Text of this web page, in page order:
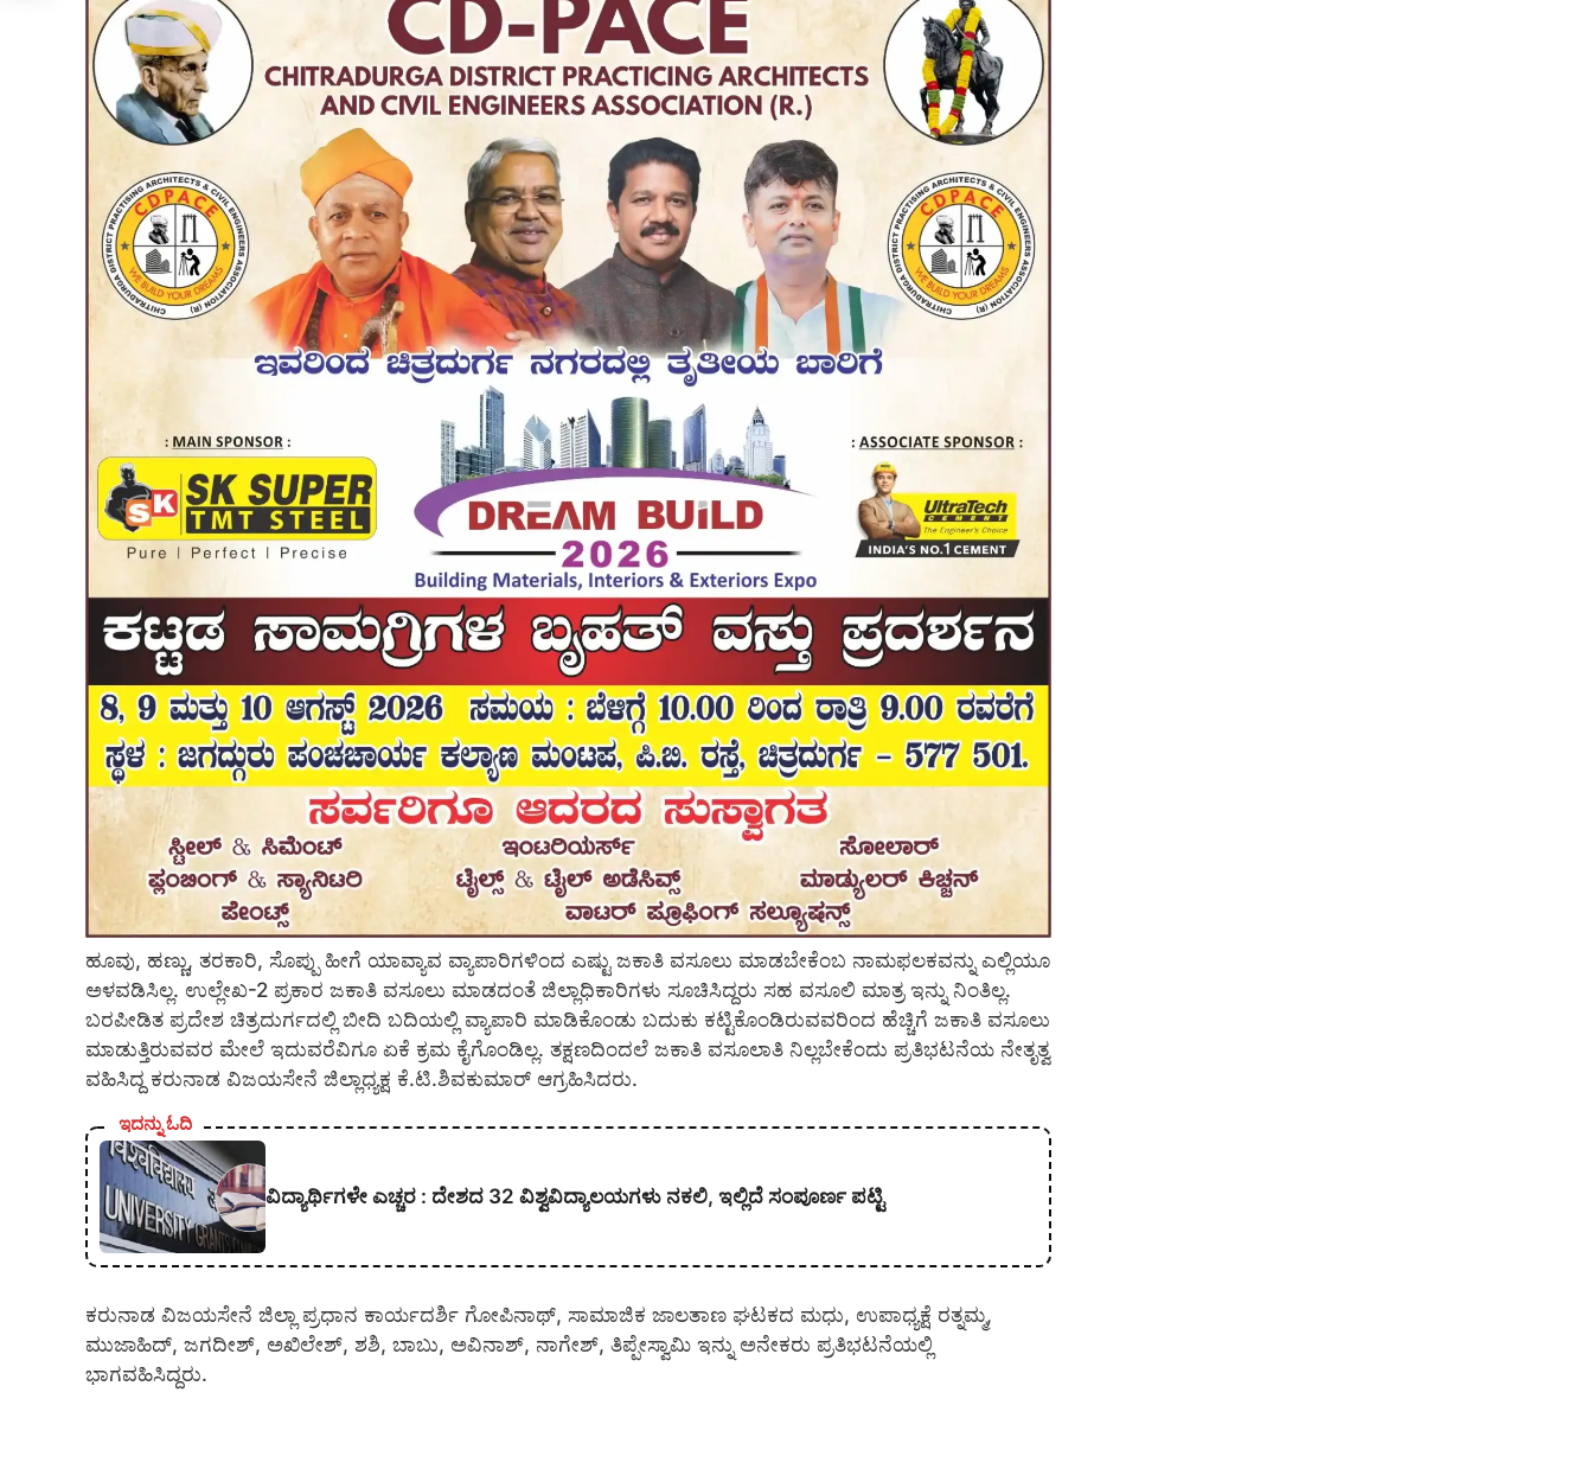
ಹೂವು, ಹಣ್ಣು, ತರಕಾರಿ, ಸೊಪ್ಪು ಹೀಗೆ ಯಾವ್ಯಾವ ವ್ಯಾಪಾರಿಗಳಿಂದ ಎಷ್ಟು ಜಕಾತಿ ವಸೂಲು ಮಾಡಬೇಕೆಂಬ ನಾಮಫಲಕವನ್ನು ಎಲ್ಲಿಯೂ
ಅಳವಡಿಸಿಲ್ಲ. ಉಲ್ಲೇಖ-2 ಪ್ರಕಾರ ಜಕಾತಿ ವಸೂಲು ಮಾಡದಂತೆ ಜಿಲ್ಲಾಧಿಕಾರಿಗಳು ಸೂಚಿಸಿದ್ದರು ಸಹ ವಸೂಲಿ ಮಾತ್ರ ಇನ್ನು ನಿಂತಿಲ್ಲ.
ಬರಪೀಡಿತ ಪ್ರದೇಶ ಚಿತ್ರದುರ್ಗದಲ್ಲಿ ಬೀದಿ ಬದಿಯಲ್ಲಿ ವ್ಯಾಪಾರಿ ಮಾಡಿಕೊಂಡು ಬದುಕು ಕಟ್ಟಿಕೊಂಡಿರುವವರಿಂದ ಹೆಚ್ಚಿಗೆ ಜಕಾತಿ ವಸೂಲು
ಮಾಡುತ್ತಿರುವವರ ಮೇಲೆ ಇದುವರೆವಿಗೂ ಏಕೆ ಕ್ರಮ ಕೈಗೊಂಡಿಲ್ಲ. ತಕ್ಷಣದಿಂದಲೆ ಜಕಾತಿ ವಸೂಲಾತಿ ನಿಲ್ಲಬೇಕೆಂದು ಪ್ರತಿಭಟನೆಯ ನೇತೃತ್ವ
ವಹಿಸಿದ್ದ ಕರುನಾಡ ವಿಜಯಸೇನೆ ಜಿಲ್ಲಾಧ್ಯಕ್ಷ ಕೆ.ಟಿ.ಶಿವಕುಮಾರ್ ಆಗ್ರಹಿಸಿದರು.
ಇದನ್ನು ಓದಿ
ವಿದ್ಯಾರ್ಥಿಗಳೇ ಎಚ್ಚರ : ದೇಶದ 32 ವಿಶ್ವವಿದ್ಯಾಲಯಗಳು ನಕಲಿ, ಇಲ್ಲಿದೆ ಸಂಪೂರ್ಣ ಪಟ್ಟಿ
ಕರುನಾಡ ವಿಜಯಸೇನೆ ಜಿಲ್ಲಾ ಪ್ರಧಾನ ಕಾರ್ಯದರ್ಶಿ ಗೋಪಿನಾಥ್, ಸಾಮಾಜಿಕ ಜಾಲತಾಣ ಘಟಕದ ಮಧು, ಉಪಾಧ್ಯಕ್ಷೆ ರತ್ನಮ್ಮ,
ಮುಜಾಹಿದ್, ಜಗದೀಶ್, ಅಖಿಲೇಶ್, ಶಶಿ, ಬಾಬು, ಅವಿನಾಶ್, ನಾಗೇಶ್, ತಿಪ್ಪೇಸ್ವಾಮಿ ಇನ್ನು ಅನೇಕರು ಪ್ರತಿಭಟನೆಯಲ್ಲಿ
ಭಾಗವಹಿಸಿದ್ದರು.